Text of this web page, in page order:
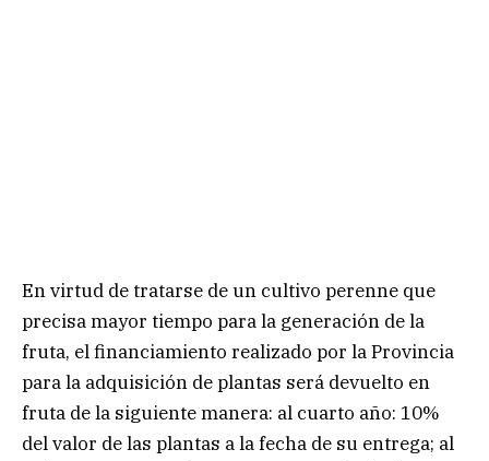
En virtud de tratarse de un cultivo perenne que
precisa mayor tiempo para la generación de la
fruta, el financiamiento realizado por la Provincia
para la adquisición de plantas será devuelto en
fruta de la siguiente manera: al cuarto año: 10%
del valor de las plantas a la fecha de su entrega; al